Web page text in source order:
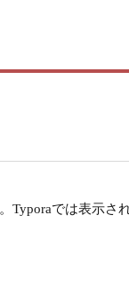
。Typoraでは表示さ